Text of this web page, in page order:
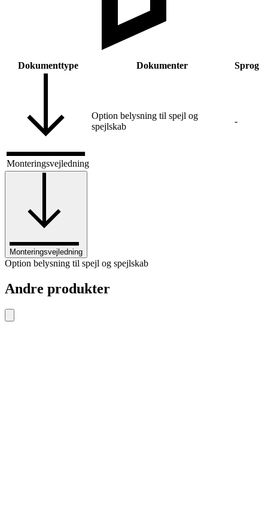
Dokumenttype Dokumenter Sprog
Monteringsvejledning
Option belysning til spejl og
spejlskab
-
Monteringsvejledning
Option belysning til spejl og spejlskab
Andre produkter